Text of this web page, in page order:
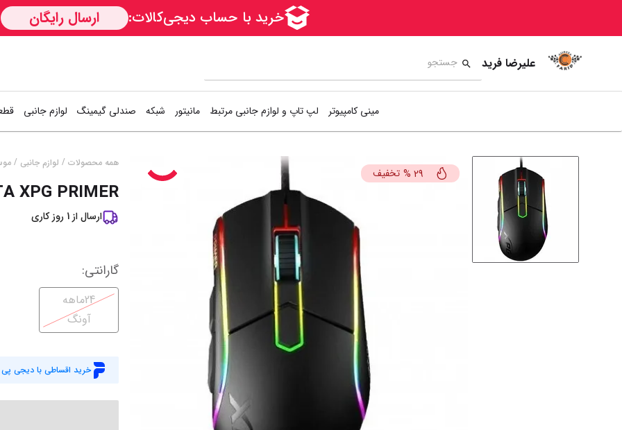
علیرضا فرید
مینی کامپیوتر لپ تاپ و لوازم جانبی مرتبط مانیتور شبکه
کارت شبکه
Access Point
مودم / روتر
نمایش همه محصولات
صندلی گیمینگ لوازم جانبی
دسته بازی
کیبورد و
فن کیس
اکسسوری
کول پد
رم
29
% تخفیف
همه محصولات / لوازم جانبی /
XPG PRIMER
ارسال از 1 روز کاری
گارانتی:
24ماهه
آونگ
خرید اقساطی با دیجی پی